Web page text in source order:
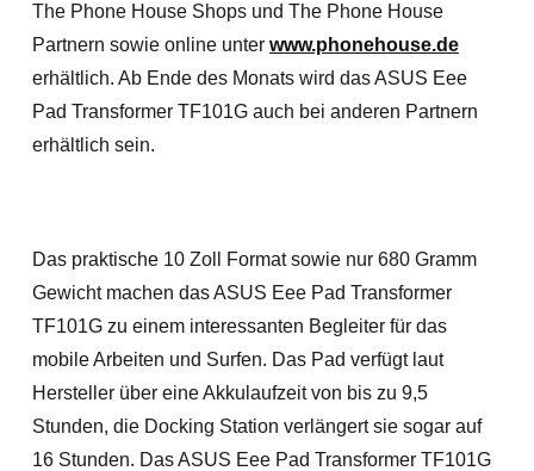
The Phone House Shops und The Phone House
Partnern sowie online unter www.phonehouse.de
erhältlich. Ab Ende des Monats wird das ASUS Eee
Pad Transformer TF101G auch bei anderen Partnern
erhältlich sein.
Das praktische 10 Zoll Format sowie nur 680 Gramm
Gewicht machen das ASUS Eee Pad Transformer
TF101G zu einem interessanten Begleiter für das
mobile Arbeiten und Surfen. Das Pad verfügt laut
Hersteller über eine Akkulaufzeit von bis zu 9,5
Stunden, die Docking Station verlängert sie sogar auf
16 Stunden. Das ASUS Eee Pad Transformer TF101G